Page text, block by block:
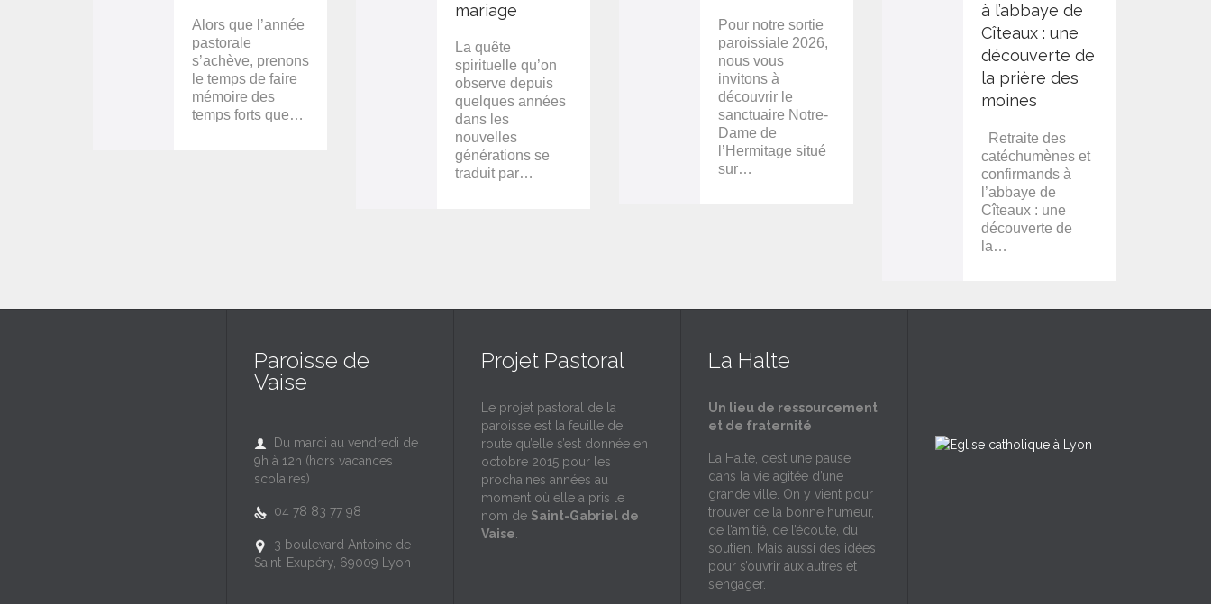
Alors que l’année
pastorale
s’achève, prenons
le temps de faire
mémoire des
temps forts que…
mariage
La quête
spirituelle qu’on
observe depuis
quelques années
dans les
nouvelles
générations se
traduit par…
Pour notre sortie
paroissiale 2026,
nous vous
invitons à
découvrir le
sanctuaire Notre-
Dame de
l’Hermitage situé
sur…
à l’abbaye de
Cîteaux : une
découverte de
la prière des
moines
Retraite des
catéchumènes et
confirmands à
l’abbaye de
Cîteaux : une
découverte de
la…
Paroisse de
Vaise

Du mardi au vendredi de
9h à 12h (hors vacances
scolaires)
 04 78 83 77 98

3 boulevard Antoine de
Saint-Exupéry, 69009 Lyon
Projet Pastoral
Le projet pastoral de la
paroisse est la feuille de
route qu’elle s’est donnée en
octobre 2015 pour les
prochaines années au
moment où elle a pris le
nom de Saint-Gabriel de
Vaise
La Halte
Un lieu de ressourcement
et de fraternité
La Halte, c’est une pause
dans la vie agitée d’une
grande ville. On y vient pour
trouver de la bonne humeur,
de l’amitié, de l’écoute, du
soutien. Mais aussi des idées
pour s’ouvrir aux autres et
s’engager.